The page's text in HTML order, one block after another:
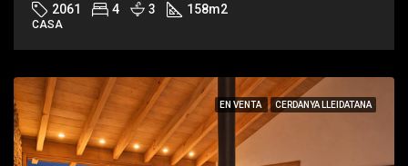
2061 4 3 158m2
CASA
EN VENTA CERDANYA LLEIDATANA